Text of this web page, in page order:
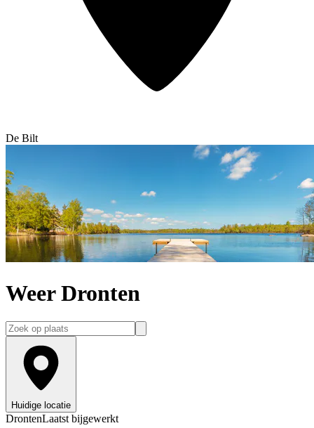
De Bilt
Weer Dronten
Huidige locatie
DrontenLaatst bijgewerkt